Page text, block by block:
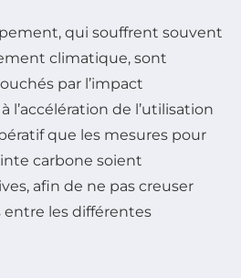
qui souffrent souvent
climatique, sont
par l’impact
l’accélération de l’utilisation
que les mesures pour
carbone soient
afin de ne pas creuser
entre les différentes